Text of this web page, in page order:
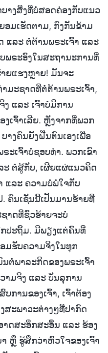
າງສິ່ງທີ່ບໍ່ສອດຄ່ອງກັບແນວ
ອມເຮັດຕາມ, ກົງກັນຂ້າມ
ແລະ ຕໍ່ຕ້ານພຣະເຈົ້າ ແລະ
ພຣະອົງໃນສະຖານະການທີ່
ຍແຮງຫຼາຍ! ມັນຈະ
ມະຊາດທີ່ຕໍ່ຕ້ານພຣະເຈົ້າ,
ງ ແລະ ເຈົ້າບໍ່ມີການ
ເຈົ້າເລີຍ. ຫຼັງຈາກທີ່ພວກ
າງຄົນຍັງຝືນຕົນເອງເພື່ອ
ະເຈົ້າບໍ່ຊອບທຳ. ພວກເຂົາ
ະ ຕໍ່ສູ້ກັບ, ເຜີຍແຜ່ແນວຄິດ
ແລະ ຄວາມບໍ່ພໍໃຈກັບ
. ຄົນເຊັ່ນນີ້ເປັນມານຮ້າຍທີ່
າດທີ່ຊົ່ວຮ້າຍຈະບໍ່
ປະຖິ້ມ. ມີພຽງແຕ່ຄົນທີ່
ມຮັບຄວາມຈິງໃນທຸກ
ຕໍ່ພາລະກິດຂອງພຣະເຈົ້າ
າມຈິງ ແລະ ບັນລຸການ
ການຂອງເຈົ້າ, ເຈົ້າຕ້ອງ
ະພາວະຕ່າງໆທີ່ປາກົດ
າດສະອຶກສະອຶ້ນ ແລະ ຮ້ອງ
ຫຼື ຮູ້ສຶກວ່າຫົວໃຈຂອງເຈົ້າ